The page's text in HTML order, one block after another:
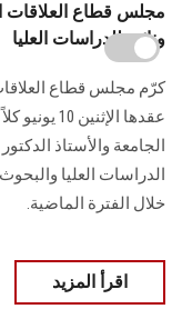
مجلس قطاع العلاقات
ونائبه للدراسات العليا
كرّم مجلس قطاع
عقدها
الجامعة والأستاذ
الدراسات العليا
خلال الفترة الماضية.
اقرأ المزيد